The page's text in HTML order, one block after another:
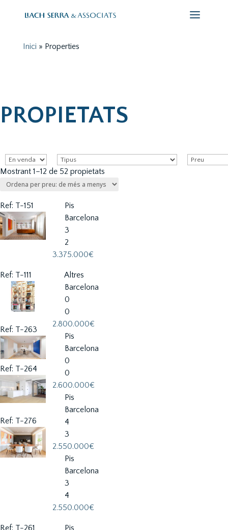
Inici » Properties
PROPIETATS
Mostrant 1–12 de 52 propietats
Ref: T-151
Pis
Barcelona
3
2
3.375.000€
Ref: T-111
Altres
Barcelona
0
0
2.800.000€
Ref: T-263
Pis
Barcelona
0
0
2.600.000€
Ref: T-264
Pis
Barcelona
4
3
2.550.000€
Ref: T-276
Pis
Barcelona
3
4
2.550.000€
Ref: T-261
Pis